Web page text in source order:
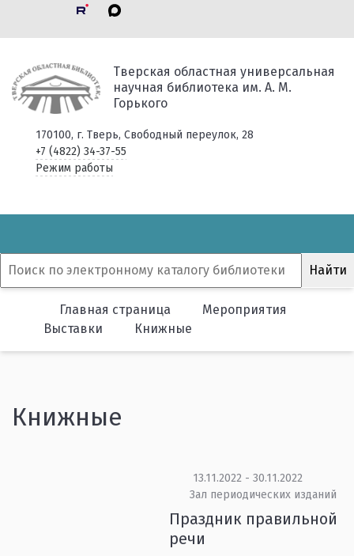
Тверская областная универсальная
научная библиотека им. А. М.
Горького
170100, г. Тверь, Свободный переулок, 28
+7 (4822) 34-37-55
Режим работы
Главная страница
Мероприятия
Выставки
Книжные
Книжные
13.11.2022 - 30.11.2022
Зал периодических изданий
Праздник правильной
речи